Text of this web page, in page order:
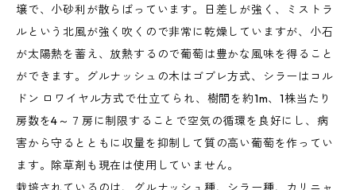
壌で、小砂利が散らばっています。日差しが強く、ミストラ
ルという北風が強く吹くので非常に乾燥していますが、小石
が太陽熱を蓄え、放熱するので葡萄は豊かな風味を得ること
ができます。グルナッシュの木はゴブレ方式、シラーはコル
ドン ロワイヤル方式で仕立てられ、樹間を約1m、1株当たり
房数を4～７房に制限することで空気の循環を良好にし、病
害から守るとともに収量を抑制して質の高い葡萄を作ってい
ます。除草剤も現在は使用していません。